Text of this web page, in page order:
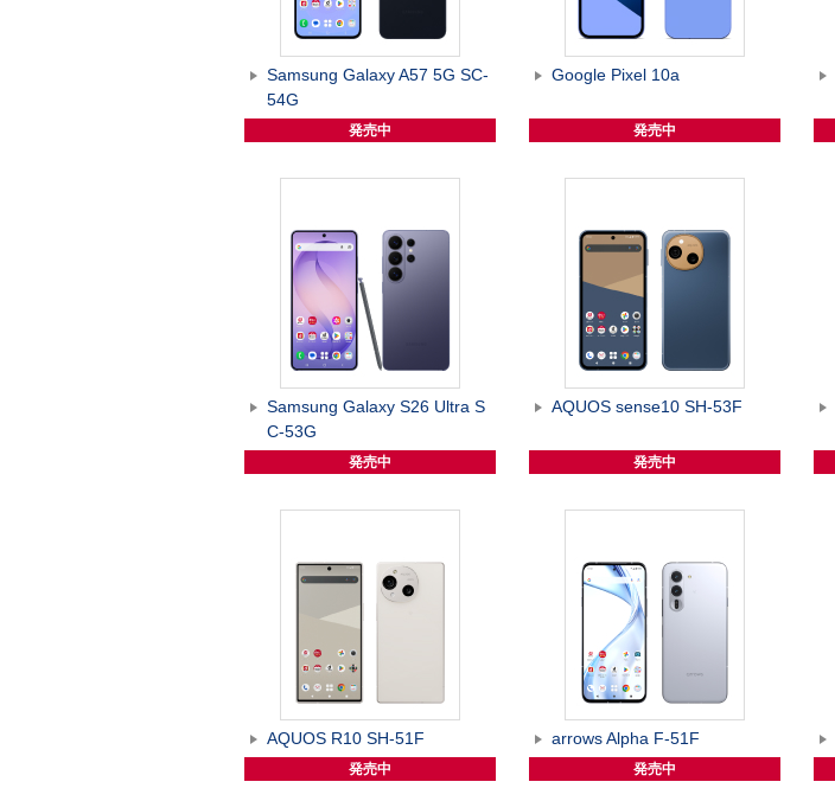
Samsung Galaxy A57 5G SC-
54G
発売中
Google Pixel 10a
発売中
Samsung Galaxy S26 Ultra S
C-53G
発売中
AQUOS sense10 SH-53F
発売中
AQUOS R10 SH-51F
発売中
arrows Alpha F-51F
発売中